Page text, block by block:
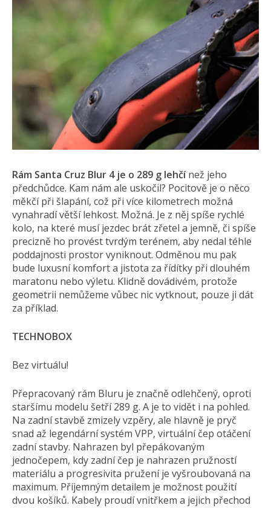
Rám Santa Cruz Blur 4 je o 289 g lehčínež jeho
předchůdce. Kam nám ale uskočil? Pocitově je o něco
měkčí při šlapání, což při více kilometrech možná
vynahradí větší lehkost. Možná. Je z něj spíše rychlé
kolo, na které musí jezdec brát zřetel a jemně, či spíše
precizně ho provést tvrdým terénem, aby nedal téhle
poddajnosti prostor vyniknout. Odměnou mu pak
bude luxusní komfort a jistota za řídítky při dlouhém
maratonu nebo výletu. Klidně dovádivém, protože
geometrii nemůžeme vůbec nic vytknout, pouze ji dát
za příklad.
TECHNOBOX
Bez virtuálu!
Přepracovaný rám Bluru je značně odlehčený, oproti
staršímu modelu šetří 289 g. A je to vidět i na pohled.
Na zadní stavbě zmizely vzpěry, ale hlavně je pryč
snad až legendární systém VPP, virtuální čep otáčení
zadní stavby. Nahrazen byl přepákovaným
jednočepem, kdy zadní čep je nahrazen pružností
materiálu a progresivita pružení je vyšroubovaná na
maximum. Příjemným detailem je možnost použití
dvou košíků. Kabely proudí vnitřkem a jejich přechod